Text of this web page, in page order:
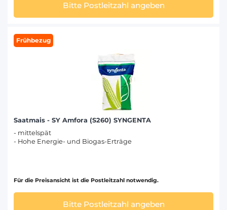
Bitte Postleitzahl angeben
Frühbezug
Saatmais - SY Amfora (S260) SYNGENTA
- mittelspät
- Hohe Energie- und Biogas-Erträge
Für die Preisansicht ist die Postleitzahl notwendig.
Bitte Postleitzahl angeben